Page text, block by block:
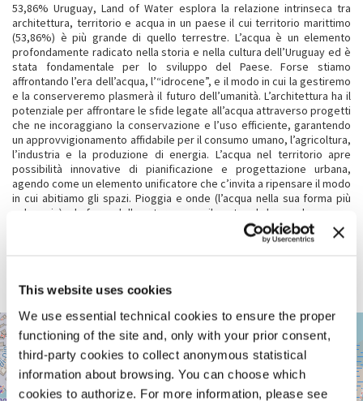
This website uses cookies
We use essential technical cookies to ensure the proper
functioning of the site and, only with your prior consent,
third-party cookies to collect anonymous statistical
information about browsing. You can choose which
cookies to authorize. For more information, please see
53,86% Uruguay, Land of Water esplora la relazione intrinseca tra
architettura, territorio e acqua in un paese il cui territorio marittimo
(53,86%) è più grande di quello terrestre. L’acqua è un elemento
profondamente radicato nella storia e nella cultura dell’Uruguay ed è
stata fondamentale per lo sviluppo del Paese. Forse stiamo
affrontando l’era dell’acqua, l’“idrocene”, e il modo in cui la gestiremo
e la conserveremo plasmerà il futuro dell’umanità. L’architettura ha il
potenziale per affrontare le sfide legate all’acqua attraverso progetti
che ne incoraggiano la conservazione e l’uso efficiente, garantendo
un approvvigionamento affidabile per il consumo umano, l’agricoltura,
l’industria e la produzione di energia. L’acqua nel territorio apre
possibilità innovative di pianificazione e progettazione urbana,
agendo come un elemento unificatore che c’invita a ripensare il modo
in cui abitiamo gli spazi. Pioggia e onde (l’acqua nella sua forma più
selvaggia) e le forze della natura, come il vento e la luce solare, sono
alcuni dei pochi modi in cui sperimentiamo ancora la potenza del
mondo naturale nelle nostre città. Siamo arrivati a un momento
proteggere questa preziosa risorsa.
GIARDINI